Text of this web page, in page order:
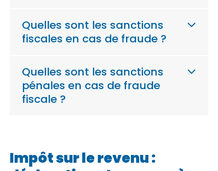
Quelles sont les sanctions
fiscales en cas de fraude ?
Quelles sont les sanctions
pénales en cas de fraude
fiscale ?
Impôt sur le revenu :